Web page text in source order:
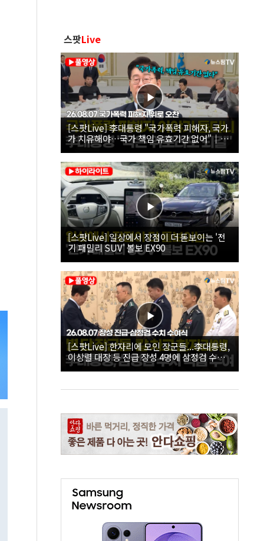
스팟Live
[스팟Live] 李대통령 "국가폭력 피해자, 국가
가 치유해야…국가 책임 유효기간 없어"｜
26.08.07 국가폭력 피해자 위로 오찬
[스팟Live] 일상에서 장점이 더 돋보이는 '전
기 패밀리 SUV' 볼보 EX90
[스팟Live] 한자리에 모인 장군들...李대통령,
이상렬 대장 등 진급 장성 4명에 삼정검 수치
직접 수여｜26.08.07 장성 진급·삼정검 수치